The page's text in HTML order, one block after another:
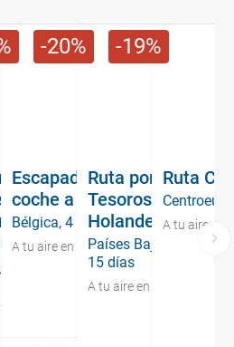
20
las
Icónicas
y
y Bélgica,
19
Escapada en
coche a Flandes
Bélgica, 4 días
A tu aire en coche
Ruta por los
Tesoros Belgas y
Holandeses
Países Bajos y Bélgica,
15 días
A tu aire en coche
Ruta
A tu aire en